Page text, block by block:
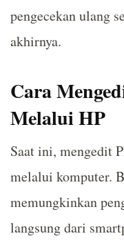
pengecekan ulang
akhirnya.
Cara
Melalui HP
Saat ini, mengedit
melalui komputer.
memungkinkan
langsung dari